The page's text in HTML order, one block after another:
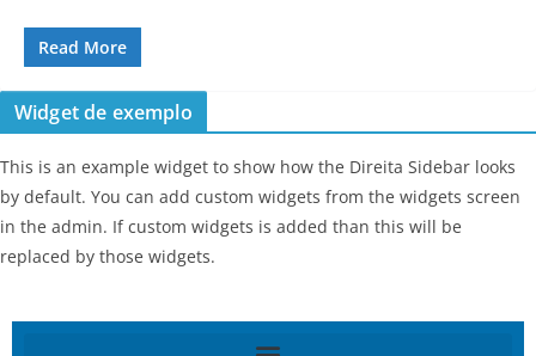
Read More
Widget de exemplo
This is an example widget to show how the Direita Sidebar looks
by default. You can add custom widgets from the widgets screen
in the admin. If custom widgets is added than this will be
replaced by those widgets.